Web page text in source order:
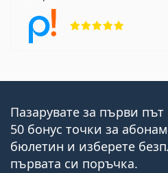
Пазарувате за първи
50 бонус точки за
бюлетин и изберете
първата си поръчка.